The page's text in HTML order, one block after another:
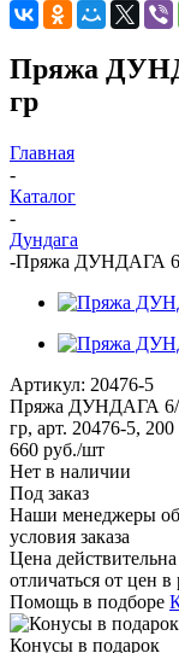
Пряжа
гр
Главная
-
Каталог
-
Дундага
-Пряжа ДУНДАГА 6/
Артикул: 20476-5
Пряжа ДУНДАГА 6/
гр, арт. 20476-5, 200
660 руб./шт
Нет в наличии
Под заказ
Наши менеджеры
условия заказа
Цена
отличаться от цен
Помощь в подборе
Конусы в подарок